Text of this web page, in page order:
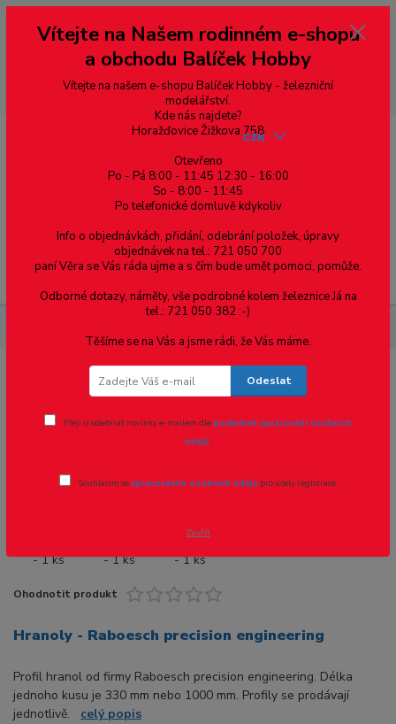
--- pro zákazníky ze Slovenska a jiných zemí, pokud chcete platit v eurech
přepněte si e-shop na euro 💶 pro přepočet měny - pravý horní roh ---
dobírky – pokud si z nějakého důvodu zásilku nevyzvednete, bude po
domluvě zaslána znovu s opětovnou platbou za poštovné, v opačném
případě bude zrušena a účet přidán na blacklist a rušeny následující
objednávky.
Menu
CZK
Hranoly - 2.5x2.5 mm - 1 ks
Novinka
Ohodnotit produkt
Hranoly - Raboesch precision engineering
Profil hranol od firmy Raboesch precision engineering. Délka
jednoho kusu je 330 mm nebo 1000 mm. Profily se prodávají
jednotlivě. celý popis
Vítejte na Našem rodinném e-shopu
a obchodu Balíček Hobby
Vítejte na našem e-shopu Balíček Hobby - železniční
modelářství.
Kde nás najdete?
Horažďovice Žižkova 758
Otevřeno
Po - Pá 8:00 - 11:45 12:30 - 16:00
So - 8:00 - 11:45
Po telefonické domluvě kdykoliv
Info o objednávkách, přidání, odebrání položek, úpravy
objednávek na tel.: 721 050 700
paní Věra se Vás ráda ujme a s čím bude umět pomoci, pomůže.
Odborné dotazy, náměty, vše podrobné kolem železnice Já na
tel.: 721 050 382 :-)
Těšíme se na Vás a jsme rádi, že Vás máme.
Odeslat
Přeji si odebírat novinky e-mailem dlepodmínek zpracování osobních
údajů.
Souhlasím se zpracováním osobních údajů pro účely registrace.
Zavřít